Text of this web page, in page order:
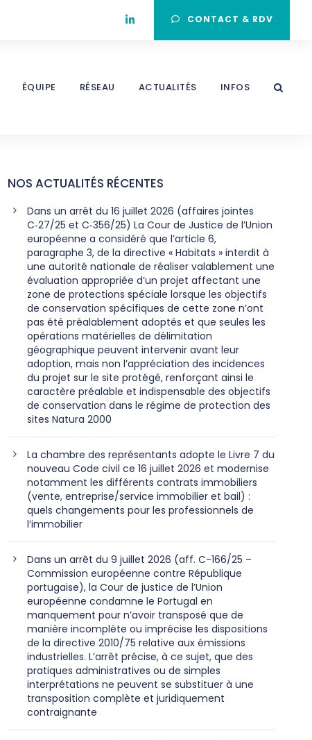
CONTACT & RDV
ÉQUIPE RÉSEAU ACTUALITÉS INFOS
NOS ACTUALITÉS RÉCENTES
Dans un arrêt du 16 juillet 2026 (affaires jointes
C‑27/25 et C‑356/25) La Cour de Justice de l’Union
européenne a considéré que l’article 6,
paragraphe 3, de la directive « Habitats » interdit à
une autorité nationale de réaliser valablement une
évaluation appropriée d’un projet affectant une
zone de protections spéciale lorsque les objectifs
de conservation spécifiques de cette zone n’ont
pas été préalablement adoptés et que seules les
opérations matérielles de délimitation
géographique peuvent intervenir avant leur
adoption, mais non l’appréciation des incidences
du projet sur le site protégé, renforçant ainsi le
caractère préalable et indispensable des objectifs
de conservation dans le régime de protection des
sites Natura 2000
La chambre des représentants adopte le Livre 7 du
nouveau Code civil ce 16 juillet 2026 et modernise
notamment les différents contrats immobiliers
(vente, entreprise/service immobilier et bail) :
quels changements pour les professionnels de
l’immobilier
Dans un arrêt du 9 juillet 2026 (aff. C-166/25 –
Commission européenne contre République
portugaise), la Cour de justice de l’Union
européenne condamne le Portugal en
manquement pour n’avoir transposé que de
manière incomplète ou imprécise les dispositions
de la directive 2010/75 relative aux émissions
industrielles. L’arrêt précise, à ce sujet, que des
pratiques administratives ou de simples
interprétations ne peuvent se substituer à une
transposition complète et juridiquement
contraignante